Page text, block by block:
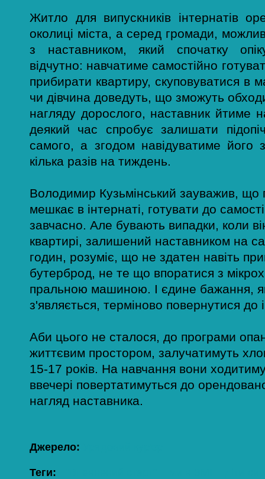
Житло для випускників інтернатів
околиці міста, а серед громади,
з наставником, який спочатку
відчутно: навчатиме самостійно
прибирати квартиру, скуповуватися в
чи дівчина доведуть, що зможуть
нагляду дорослого, наставник йтиме
деякий час спробує залишати
самого, а згодом навідуватиме його
кілька разів на тиждень.
Володимир Кузьмінський зауважив, що
мешкає в інтернаті, готувати до
завчасно. Але бувають випадки, коли
квартирі, залишений наставником на
годин, розуміє, що не здатен навіть
бутерброд, не те що впоратися з
пральною машиною. І єдине бажання,
з'являється, терміново повернутися до
Аби цього не сталося, до програми
життєвим простором, залучатимуть
15-17 років. На навчання вони
ввечері повертатимуться до
нагляд наставника.
Джерело:
Теги: